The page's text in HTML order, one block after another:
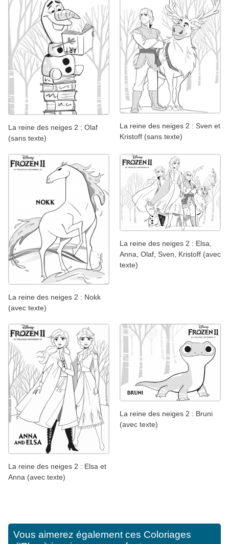
La reine des neiges 2 : Olaf
(sans texte)
La reine des neiges 2 : Sven et
Kristoff (sans texte)
La reine des neiges 2 : Nokk
(avec texte)
La reine des neiges 2 : Elsa,
Anna, Olaf, Sven, Kristoff (avec
texte)
La reine des neiges 2 : Elsa et
Anna (avec texte)
La reine des neiges 2 : Bruni
(avec texte)
Vous aimerez également ces Coloriages